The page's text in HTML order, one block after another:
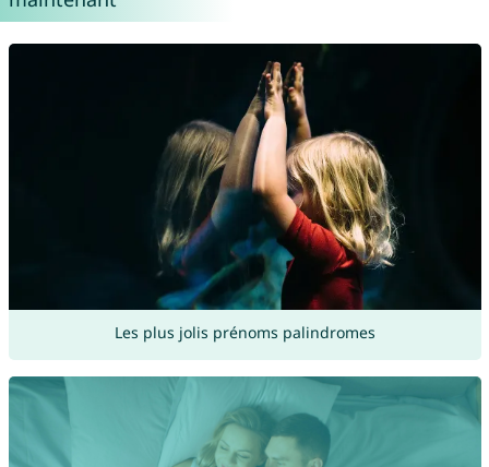
Les plus jolis prénoms palindromes